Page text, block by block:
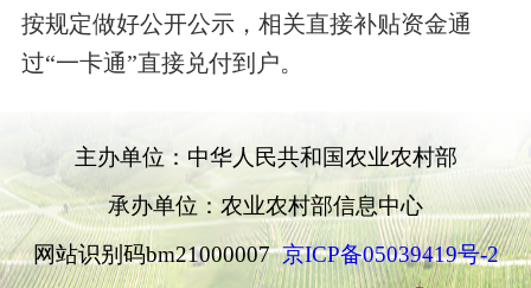
按规定做好公开公示，相关直接补贴资金通
过“一卡通”直接兑付到户。
主办单位：中华人民共和国农业农村部
承办单位：农业农村部信息中心
网站识别码bm21000007京ICP备05039419号-2